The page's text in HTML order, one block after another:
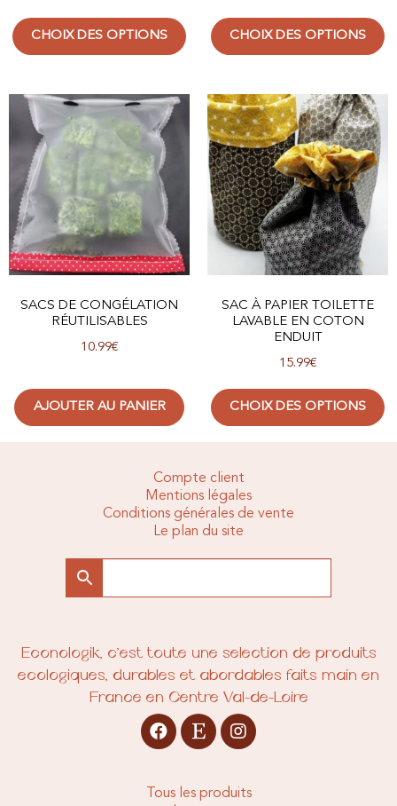
CHOIX DES OPTIONS CHOIX DES OPTIONS
SACS DE CONGÉLATION
RÉUTILISABLES
10.99€
AJOUTER AU PANIER
SAC À PAPIER TOILETTE
LAVABLE EN COTON
ENDUIT
15.99€
CHOIX DES OPTIONS
Tous les produits
Econologik, c’est toute une sélection de produits
écologiques, durables et abordables faits main en
France en Centre Val-de-Loire
Compte client
Mentions légales
Conditions générales de vente
Le plan du site